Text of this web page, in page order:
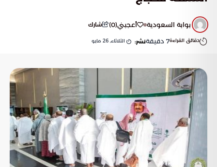
بوابة السعودية أعجبني(
0
) شارك
دقائق القراءة7 دقيقةنشر: الثلاثاء, 26 مايو